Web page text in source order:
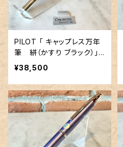
PILOT 「 キャップレス万年
筆 絣（かすり ブラック）」
／字幅F／18金ペン先
¥38,500